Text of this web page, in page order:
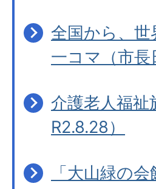
全国から、
一コマ（市長
介護老人福
R2.8.28）
「大山緑の